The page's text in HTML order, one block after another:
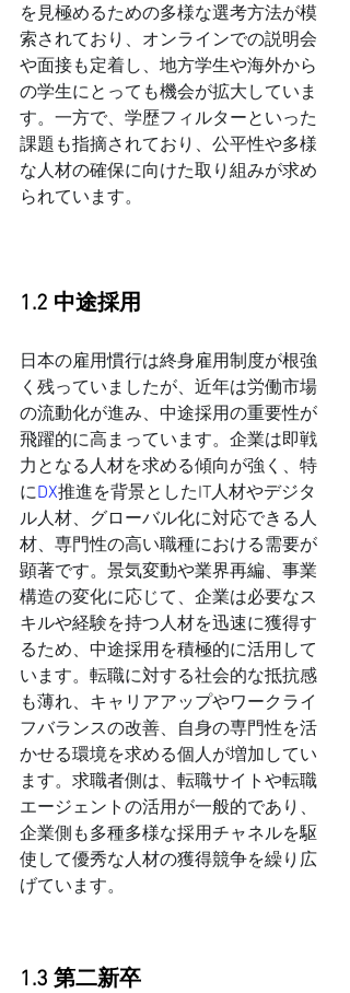
を見極めるための多様な選考方法が模
索されており、オンラインでの説明会
や面接も定着し、地方学生や海外から
の学生にとっても機会が拡大していま
す。一方で、学歴フィルターといった
課題も指摘されており、公平性や多様
な人材の確保に向けた取り組みが求め
られています。
1.2 中途採用
日本の雇用慣行は終身雇用制度が根強
く残っていましたが、近年は労働市場
の流動化が進み、中途採用の重要性が
飛躍的に高まっています。企業は即戦
力となる人材を求める傾向が強く、特
にDX推進を背景としたIT人材やデジタ
ル人材、グローバル化に対応できる人
材、専門性の高い職種における需要が
顕著です。景気変動や業界再編、事業
構造の変化に応じて、企業は必要なス
キルや経験を持つ人材を迅速に獲得す
るため、中途採用を積極的に活用して
います。転職に対する社会的な抵抗感
も薄れ、キャリアアップやワークライ
フバランスの改善、自身の専門性を活
かせる環境を求める個人が増加してい
ます。求職者側は、転職サイトや転職
エージェントの活用が一般的であり、
企業側も多種多様な採用チャネルを駆
使して優秀な人材の獲得競争を繰り広
げています。
1.3 第二新卒